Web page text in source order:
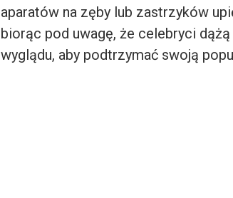
aparatów na zęby lub zastrzyków
biorąc pod uwagę, że celebryci
wyglądu, aby podtrzymać swoją